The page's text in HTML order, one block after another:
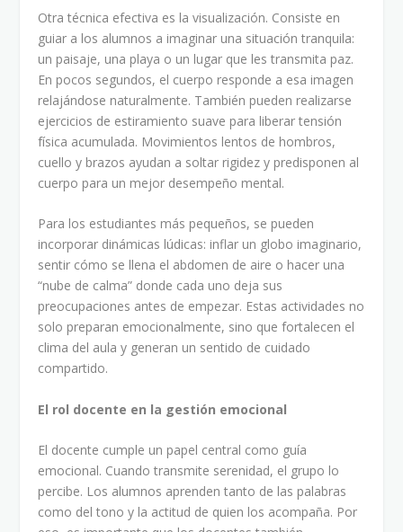
Otra técnica efectiva es la visualización. Consiste en
guiar a los alumnos a imaginar una situación tranquila:
un paisaje, una playa o un lugar que les transmita paz.
En pocos segundos, el cuerpo responde a esa imagen
relajándose naturalmente. También pueden realizarse
ejercicios de estiramiento suave para liberar tensión
física acumulada. Movimientos lentos de hombros,
cuello y brazos ayudan a soltar rigidez y predisponen al
cuerpo para un mejor desempeño mental.
Para los estudiantes más pequeños, se pueden
incorporar dinámicas lúdicas: inflar un globo imaginario,
sentir cómo se llena el abdomen de aire o hacer una
“nube de calma” donde cada uno deja sus
preocupaciones antes de empezar. Estas actividades no
solo preparan emocionalmente, sino que fortalecen el
clima del aula y generan un sentido de cuidado
compartido.
El rol docente en la gestión emocional
El docente cumple un papel central como guía
emocional. Cuando transmite serenidad, el grupo lo
percibe. Los alumnos aprenden tanto de las palabras
como del tono y la actitud de quien los acompaña. Por